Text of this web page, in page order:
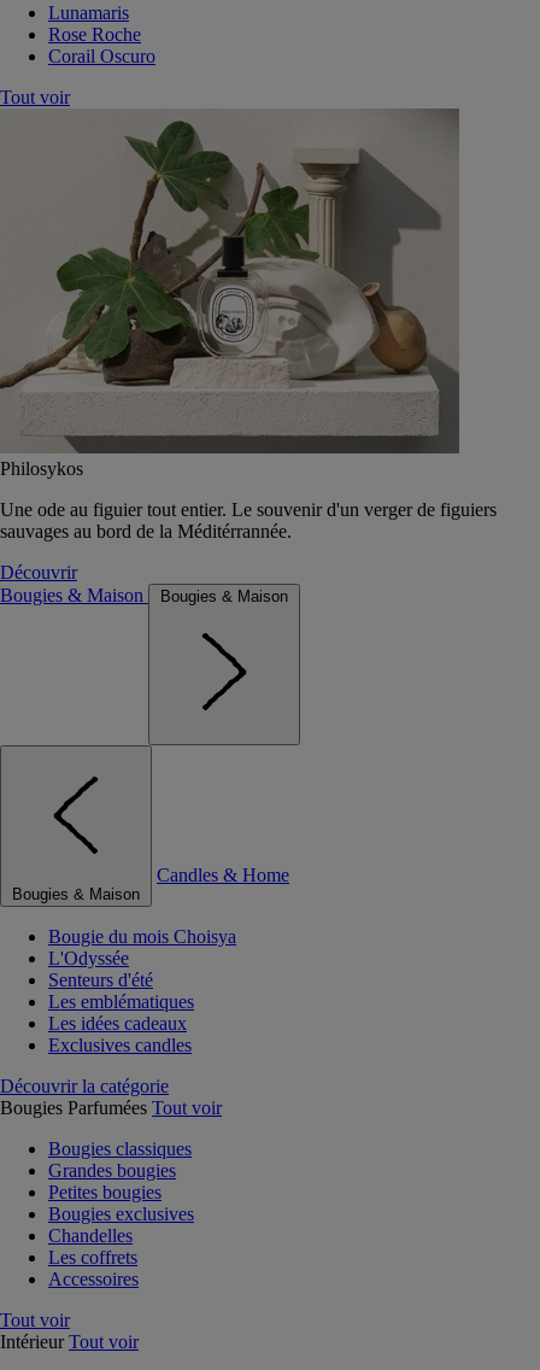
Lunamaris
Rose Roche
Corail Oscuro
Tout voir
Philosykos
Une ode au figuier tout entier. Le souvenir d'un verger de figuiers
sauvages au bord de la Méditérrannée.
Découvrir
Bougies & Maison
Bougies & Maison
Bougies & Maison
Candles & Home
Bougie du mois Choisya
L'Odyssée
Senteurs d'été
Les emblématiques
Les idées cadeaux
Exclusives candles
Découvrir la catégorie
Bougies Parfumées Tout voir
Bougies classiques
Grandes bougies
Petites bougies
Bougies exclusives
Chandelles
Les coffrets
Accessoires
Tout voir
Intérieur Tout voir